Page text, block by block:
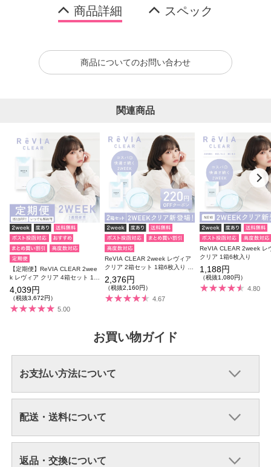
商品詳細 スペック
商品についてのお問い合わせ
関連商品
【定期便】ReVIA CLEAR 2wee
k レヴィア クリア 4箱セット 1箱
6枚入り 合計24枚
4,039円
（税抜3,672円）
5.00
ReVIA CLEAR 2week レヴィア
クリア 2箱セット 1箱6枚入り 合
計12枚
2,376円
（税抜2,160円）
4.67
ReVIA CLEAR 2week レ
クリア 1箱6枚入り
1,188円
（税抜1,080円）
4.80
お買い物ガイド
お支払い方法について
配送・送料について
返品・交換について